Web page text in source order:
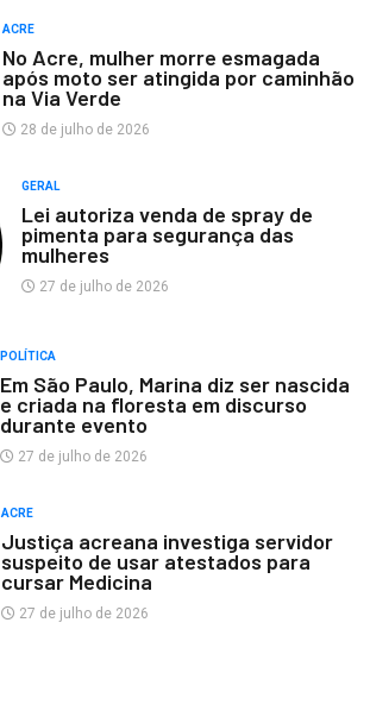
ACRE
No Acre, mulher morre esmagada
após moto ser atingida por caminhão
na Via Verde
28 de julho de 2026
GERAL
Lei autoriza venda de spray de
pimenta para segurança das
mulheres
27 de julho de 2026
POLÍTICA
Em São Paulo, Marina diz ser nascida
e criada na floresta em discurso
durante evento
27 de julho de 2026
ACRE
Justiça acreana investiga servidor
suspeito de usar atestados para
cursar Medicina
27 de julho de 2026